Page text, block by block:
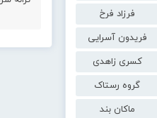
فرزاد فرخ
فریدون آسرایی
کسری زاهدی
گروه رستاک
ماکان بند